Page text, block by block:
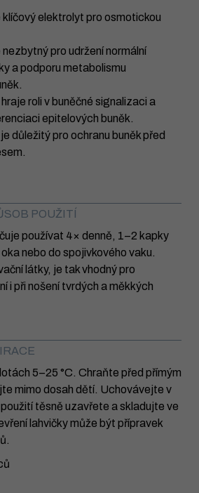
klíčový elektrolyt pro osmotickou
nezbytný pro udržení normální
a podporu metabolismu
hraje roli v buněčné signalizaci a
epitelových buněk.
je důležitý pro ochranu buněk před
POUŽITÍ
používat 4× denně, 1–2 kapky
nebo do spojivkového vaku.
látky, je tak vhodný pro
i při nošení tvrdých a měkkých
5–25 °C. Chraňte před přímým
mimo dosah dětí. Uchovávejte v
těsně uzavřete a skladujte ve
lahvičky může být přípravek